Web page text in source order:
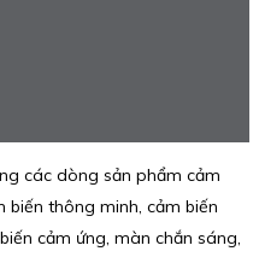
các dòng sản phẩm cảm
biến thông minh, cảm biến
cảm ứng, màn chắn sáng,